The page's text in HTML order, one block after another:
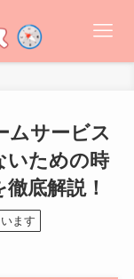
ムサービス
いための時
底解説！
ます